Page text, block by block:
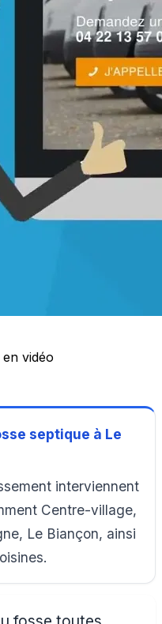
vidéo
septique à Le
interviennent
Centre-village,
Le Biançon, ainsi